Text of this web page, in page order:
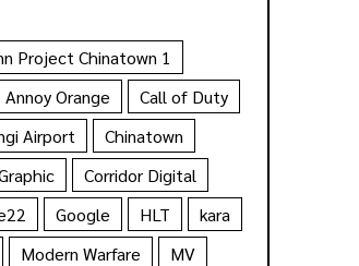
Project Chinatown 1
Annoy Orange
Call of Duty
Airport
Chinatown
Corridor Digital
Google HLT
kara
Modern Warfare
MV